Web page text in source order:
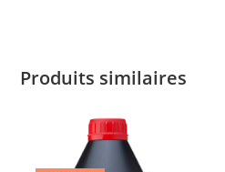
Produits similaires